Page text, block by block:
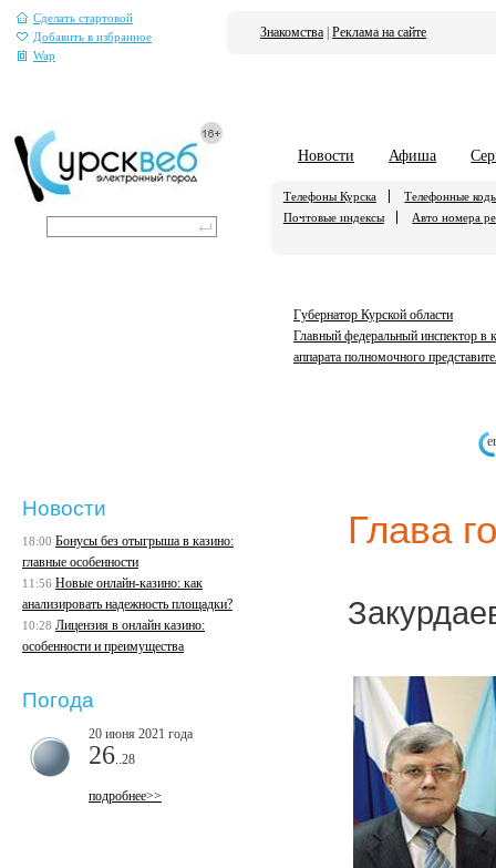
Сделать стартовой
Добавить в избранное
Wap
Знакомства Реклама на сайте
Новости Афиша
Телефоны Курска
Телефонные
Почтовые индексы
Авто номера
Губернатор Курской области
Главный федеральный инспектор в
аппарата полномочного
Глава
Новости
18:00 Бонусы без отыгрыша в казино:
главные особенности
11:56 Новые онлайн-казино: как
анализировать надежность площадки?
10:28 Лицензия в онлайн казино:
особенности и преимущества
Погода
20 июня 2021 года
26 ..28
подробнее>>